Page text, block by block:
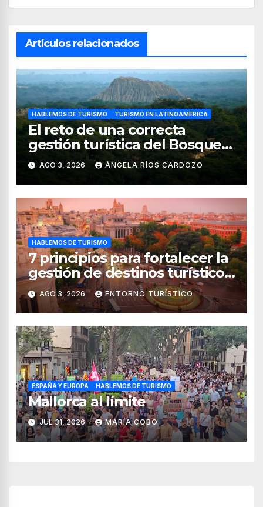
Artículos relacionados
HABLEMOS DE TURISMO TURISMO EN LATINOAMÉRICA
El reto de una correcta
gestión turística del Bosque
de Pomac (en Perú)
AGO 3, 2026 ÁNGELA RÍOS CARDOZO
HABLEMOS DE TURISMO
7 principios para fortalecer la
gestión de destinos turísticos,
según el WTTC
AGO 3, 2026 ENTORNO TURÍSTICO
ESPAÑA Y EUROPA HABLEMOS DE TURISMO
Mallorca al límite
JUL 31, 2026 MARÍA COBO